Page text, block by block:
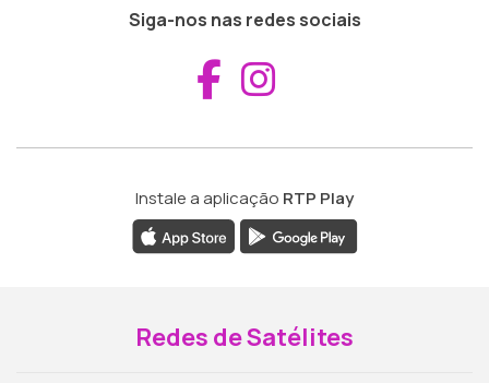
Siga-nos nas redes sociais
Aceder ao
Instale a aplicação RTP Play
Redes de Satélites